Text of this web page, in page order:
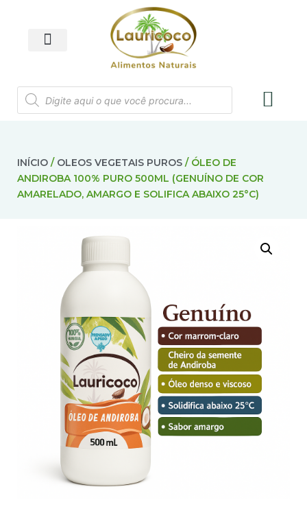
INÍCIO / OLEOS VEGETAIS PUROS / ÓLEO DE
ANDIROBA 100% PURO 500ML (GENUÍNO DE COR
AMARELADO, AMARGO E SOLIFICA ABAIXO 25°C)